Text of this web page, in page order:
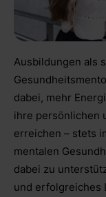
Ausbildungen als
dabei, mehr
ihre persönlichen
erreichen – stets
mentalen
dabei zu
und erfolgreiches